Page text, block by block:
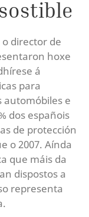
o director de
hoxe
á
para
automóbiles e
dos españois
de protección
o 2007. Aínda
que máis da
dispostos a
representa